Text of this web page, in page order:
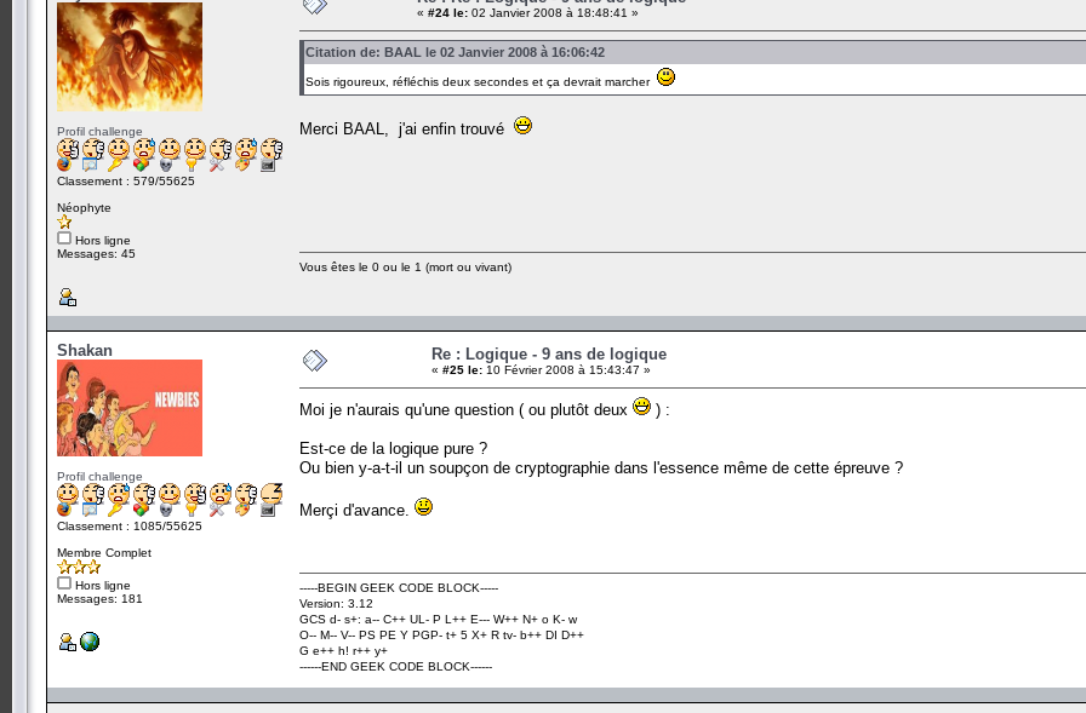
Profil challenge
Classement : 579/55625
Néophyte
Hors ligne
Messages: 45
« #24 le: 02 Janvier 2008 à 18:48:41 »
Citation de: BAAL le 02 Janvier 2008 à 16:06:42
Sois rigoureux, réfléchis deux secondes et ça devrait marcher
Merci BAAL, j'ai enfin trouvé
Vous êtes le 0 ou le 1 (mort ou vivant)
Shakan
Profil challenge
Classement : 1085/55625
Membre Complet
Hors ligne
Messages: 181
Re : Logique - 9 ans de logique
« #25 le: 10 Février 2008 à 15:43:47 »
Moi je n'aurais qu'une question ( ou plutôt deux ) :
Est-ce de la logique pure ?
Ou bien y-a-t-il un soupçon de cryptographie dans l'essence même de cette épreuve ?
Merçi d'avance.
-----BEGIN GEEK CODE BLOCK-----
Version: 3.12
GCS d- s+: a-- C++ UL- P L++ E--- W++ N+ o K- w
O-- M-- V-- PS PE Y PGP- t+ 5 X+ R tv- b++ DI D++
G e++ h! r++ y+
------END GEEK CODE BLOCK------